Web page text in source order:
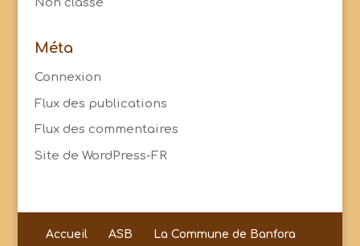
Non classé
Méta
Connexion
Flux des publications
Flux des commentaires
Site de WordPress-FR
Accueil ASB La Commune de Banfora